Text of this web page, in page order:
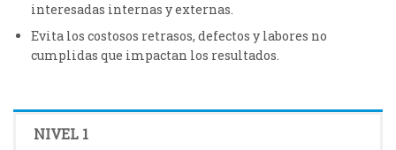
interesadas internas y externas.
Evita los costosos retrasos, defectos y labores no
cumplidas que impactan los resultados.
NIVEL 1